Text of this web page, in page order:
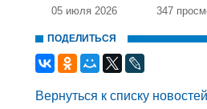
05 июля 2026 347
ПОДЕЛИТЬСЯ
Вернуться к списку новостей